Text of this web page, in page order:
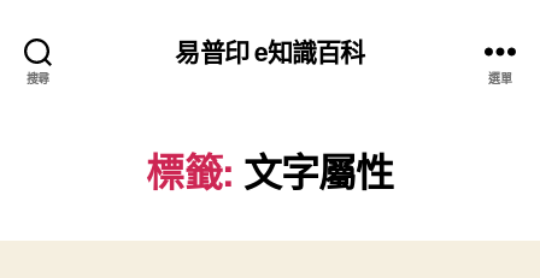
搜尋
易普印 e知識百科
選單
標籤: 文字屬性